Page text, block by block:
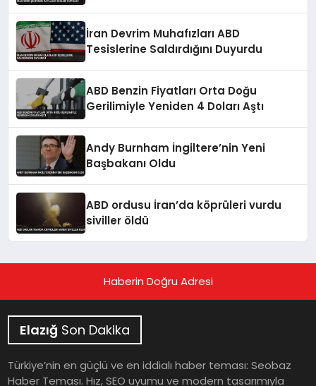
İran Devrim Muhafızları ABD
Tesislerine Saldırdığını Duyurdu
ABD Benzin Fiyatları Orta Doğu
Gerilimiyle Yeniden 4 Doları Aştı
Andy Burnham İngiltere’nin Yeni
Başbakanı Oldu
ABD ordusu İran’da köprüleri vurdu
siviller öldü
Haberin Doğru Adresi
Elazığ Son Dakika
Türkiye’nin en güçlü ve en iddialı haber teması: Seobaz
Haber Teması. Hız, SEO uyumu ve modern tasarımıyla